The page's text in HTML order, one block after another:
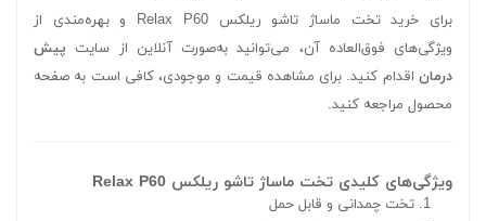
برای خرید تخت ماساژ تاشو ریلکس Relax P60 و بهره‌مندی از
ویژگی‌های فوق‌العاده آن، می‌توانید به‌صورت آنلاین از سایت پیش
درمان اقدام کنید. برای مشاهده قیمت و موجودی، کافی است به صفحه
محصول مراجعه کنید.
ویژگی‌های کلیدی تخت ماساژ تاشو ریلکس Relax P60
تخت چمدانی و قابل حمل